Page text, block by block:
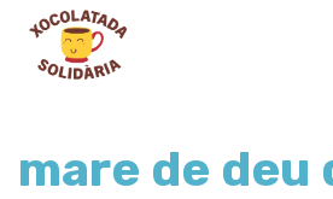
mare de deu